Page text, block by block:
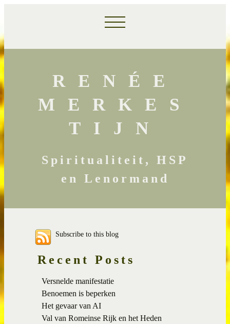
RENÉE
MERKES
TIJN
Spiritualiteit, HSP
en Lenormand
Subscribe to this blog
Recent Posts
Versnelde manifestatie
Benoemen is beperken
Het gevaar van AI
Val van Romeinse Rijk en het Heden